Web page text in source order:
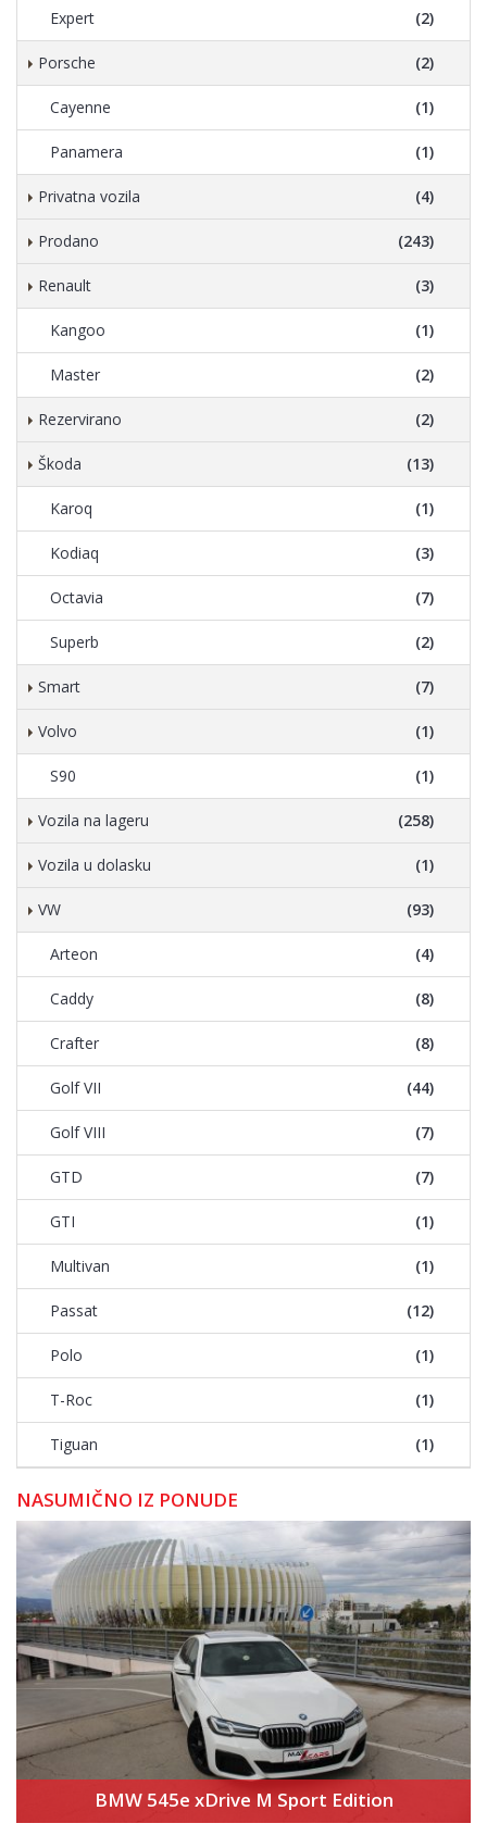
Expert (2)
Porsche (2)
Cayenne (1)
Panamera (1)
Privatna vozila (4)
Prodano (243)
Renault (3)
Kangoo (1)
Master (2)
Rezervirano (2)
Škoda (13)
Karoq (1)
Kodiaq (3)
Octavia (7)
Superb (2)
Smart (7)
Volvo (1)
S90 (1)
Vozila na lageru (258)
Vozila u dolasku (1)
VW (93)
Arteon (4)
Caddy (8)
Crafter (8)
Golf VII (44)
Golf VIII (7)
GTD (7)
GTI (1)
Multivan (1)
Passat (12)
Polo (1)
T-Roc (1)
Tiguan (1)
NASUMIČNO IZ PONUDE
BMW 545e xDrive M Sport Edition